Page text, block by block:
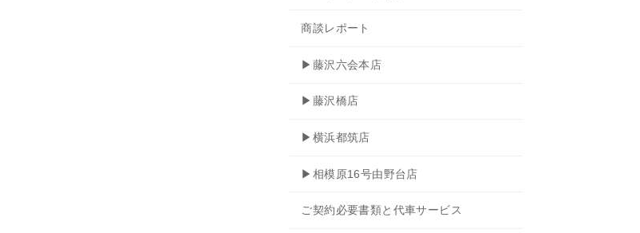
商談レポート
▶藤沢六会本店
▶藤沢橋店
▶横浜都筑店
▶相模原16号由野台店
ご契約必要書類と代車サービス